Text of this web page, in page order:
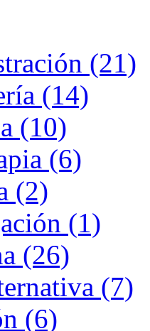
(21)
(14)
(10)
(6)
(2)
(1)
(26)
(7)
(6)